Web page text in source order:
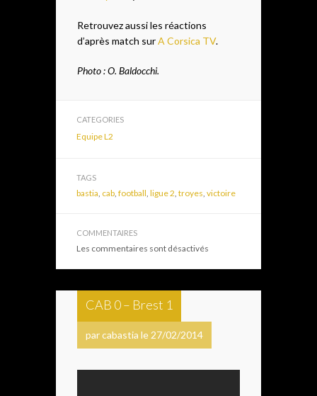
Retrouvez aussi les réactions
d’après match surA Corsica TV.
Photo : O. Baldocchi.
CATEGORIES
Equipe L2
TAGS
bastia, cab, football, ligue 2, troyes, victoire
COMMENTAIRES
Les commentaires sont désactivés
CAB 0 – Brest 1
par cabastia le 27/02/2014